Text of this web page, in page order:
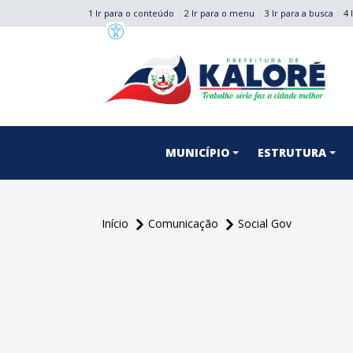
1 Ir para o conteúdo 2 Ir para o menu 3 Ir para a busca 4
MUNICÍPIO ESTRUTURA
Início Comunicação Social Gov